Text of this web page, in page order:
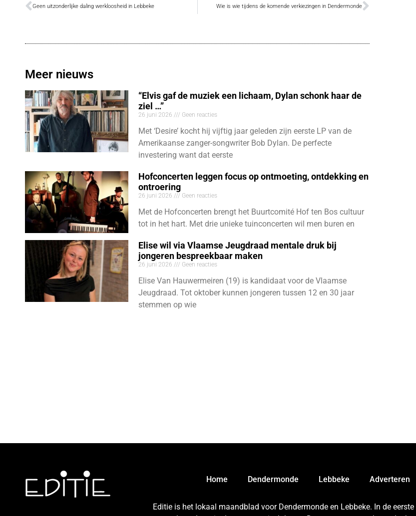
Geen uitzonderlijke daling werkloosheid in Lebbeke Wie is wie tijdens de komende verkiezingen in Dendermonde
Meer nieuws
“Elvis gaf de muziek een lichaam, Dylan schonk haar de
ziel …”
26 juni 2026 Geen reacties
Met ‘Desire’ kocht hij vijftig jaar geleden zijn eerste LP van de
Amerikaanse zanger-songwriter Bob Dylan. De perfecte
investering want dat eerste
Hofconcerten leggen focus op ontmoeting, ontdekking en
ontroering
26 juni 2026 Geen reacties
Met de Hofconcerten brengt het Buurtcomité Hof ten Bos cultuur
tot in het hart. Met drie unieke tuinconcerten wil men buren en
Elise wil via Vlaamse Jeugdraad mentale druk bij
jongeren bespreekbaar maken
26 juni 2026 Geen reacties
Elise Van Hauwermeiren (19) is kandidaat voor de Vlaamse
Jeugdraad. Tot oktober kunnen jongeren tussen 12 en 30 jaar
stemmen op wie
Home Dendermonde Lebbeke Adverteren
Editie is het lokaal maandblad voor Dendermonde en Lebbeke. In de